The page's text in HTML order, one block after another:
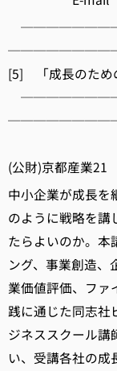
[5] 「成長のため
(公財)京都産業21
中小企業が成長を
のように戦略を講
たらよいのか。本
ング、事業創造、
業価値評価、ファ
践に通じた同志社
ジネススクール講
い、受講各社の成